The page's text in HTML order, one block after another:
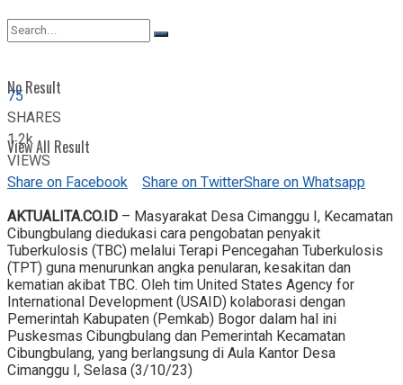
View All Result
No Result
View All Result
75
SHARES
1.2k
VIEWS
Share on Facebook
Share on TwitterShare on Whatsapp
AKTUALITA.CO.ID – Masyarakat Desa Cimanggu I, Kecamatan
Cibungbulang diedukasi cara pengobatan penyakit
Tuberkulosis (TBC) melalui Terapi Pencegahan Tuberkulosis
(TPT) guna menurunkan angka penularan, kesakitan dan
kematian akibat TBC. Oleh tim United States Agency for
International Development (USAID) kolaborasi dengan
Pemerintah Kabupaten (Pemkab) Bogor dalam hal ini
Puskesmas Cibungbulang dan Pemerintah Kecamatan
Cibungbulang, yang berlangsung di Aula Kantor Desa
Cimanggu I, Selasa (3/10/23)